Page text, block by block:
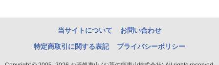
当サイトについて お問い合わせ
特定商取引に関する表記 プライバシーポリシー